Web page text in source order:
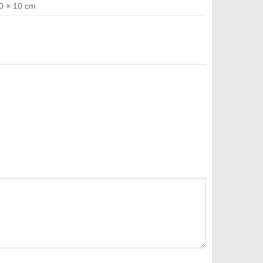
GẠO CÀ PHÊ YOPECO giá 120.000vnđ sẽ
nhã nắng cho da cháy nắng, trị nứt nẻ da khô,
khí, làm sạch mụn cám, se khít lỗ chân
× 10 cm